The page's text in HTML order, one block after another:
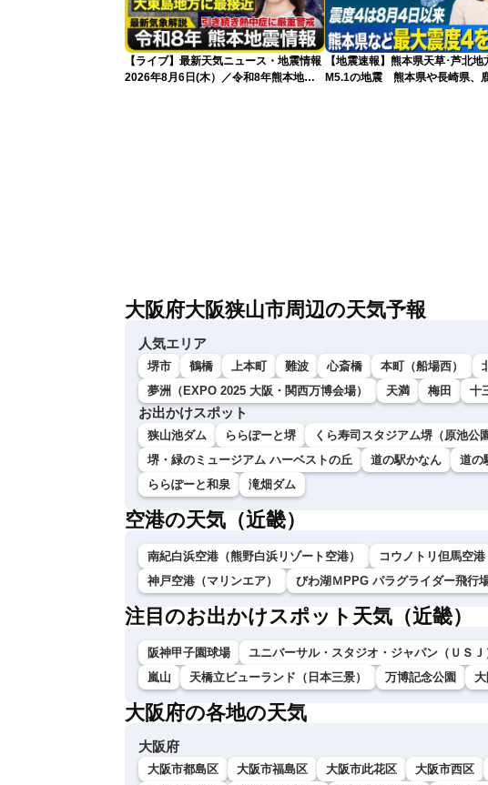
【ライブ】最新天気ニュース・地震情報
2026年8月6日(木）／令和8年熊本地震
【地震速報】熊本県天草･芦北地
M5.1の地震 熊本県や長崎県、
大阪府大阪狭山市周辺の天気予報
人気エリア
堺市 鶴橋 上本町 難波 心斎橋 本町（船場西）
夢洲（EXPO 2025 大阪・関西万博会場）
天満 梅田 十
お出かけスポット
狭山池ダム ららぽーと堺 くら寿司スタジアム堺（原池公
堺・緑のミュージアム ハーベストの丘
道の駅かなん 道の
ららぽーと和泉
滝畑ダム
空港の天気（近畿）
南紀白浜空港（熊野白浜リゾート空港） コウノトリ但馬空港
神戸空港（マリンエア）
びわ湖ＭPPG パラグライダー飛行
注目のお出かけスポット天気（近畿）
阪神甲子園球場 ユニバーサル・スタジオ・ジャパン（ＵＳＪ
嵐山
天橋立ビューランド（日本三景） 万博記念公園
大阪府の各地の天気
大阪府
大阪市都島区 大阪市福島区 大阪市此花区 大阪市西区